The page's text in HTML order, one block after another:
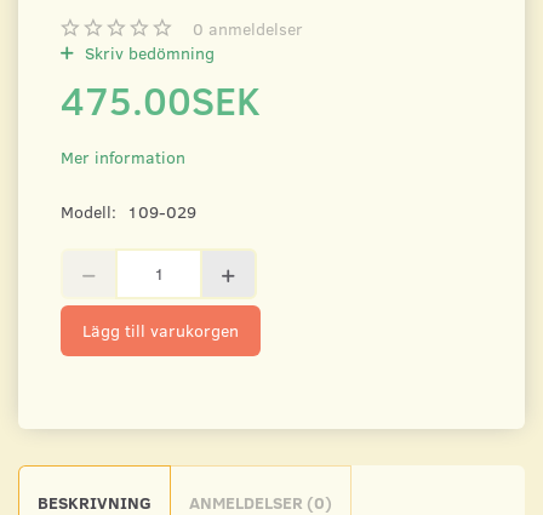
0 anmeldelser
Skriv bedömning
475.00SEK
Mer information
Modell: 109-029
Lägg till varukorgen
BESKRIVNING ANMELDELSER (0)